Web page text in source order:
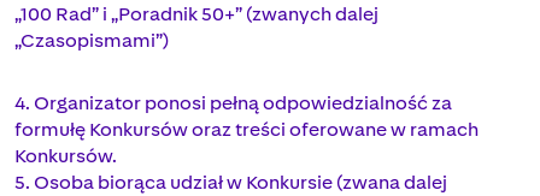
„100 Rad” i „Poradnik 50+” (zwanych dalej
„Czasopismami”)
4. Organizator ponosi pełną odpowiedzialność za
formułę Konkursów oraz treści oferowane w ramach
Konkursów.
5. Osoba biorąca udział w Konkursie (zwana dalej